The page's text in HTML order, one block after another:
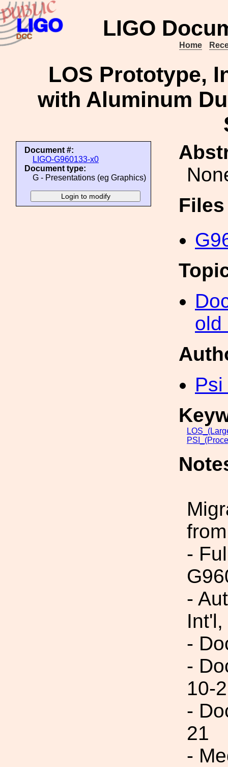
LIGO
Home
LOS Prototype,
with Aluminum
Document #:
LIGO-G960133-x0
Document type:
G - Presentations (eg Graphics)
old
-
-
-
-
10-
-
21
-